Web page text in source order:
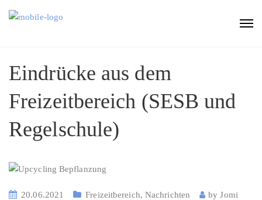
Eindrücke aus dem
Freizeitbereich (SESB und
Regelschule)
20.06.2021 Freizeitbereich, Nachrichten byJomi